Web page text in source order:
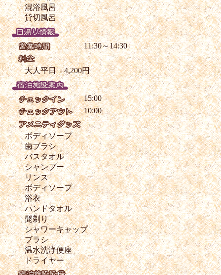
混浴風呂
貸切風呂
11:30～14:30
大人平日 4,200円
15:00
10:00
ボディソープ
歯ブラシ
バスタオル
シャンプー
リンス
ボディソープ
浴衣
ハンドタオル
髭剃り
シャワーキャップ
ブラシ
温水洗浄便座
ドライヤー